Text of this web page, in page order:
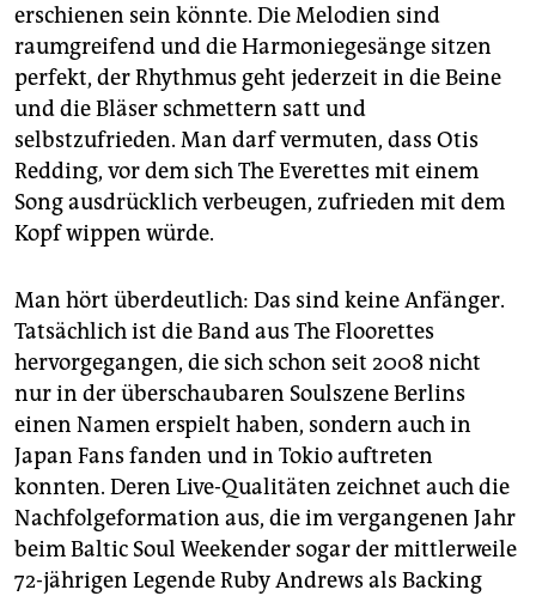
erschienen sein könnte. Die Melodien sind
raumgreifend und die Harmoniegesänge sitzen
perfekt, der Rhythmus geht jederzeit in die Beine
und die Bläser schmettern satt und
selbstzufrieden. Man darf vermuten, dass Otis
Redding, vor dem sich The Everettes mit einem
Song ausdrücklich verbeugen, zufrieden mit dem
Kopf wippen würde.
Man hört überdeutlich: Das sind keine Anfänger.
Tatsächlich ist die Band aus The Floorettes
hervorgegangen, die sich schon seit 2008 nicht
nur in der überschaubaren Soulszene Berlins
einen Namen erspielt haben, sondern auch in
Japan Fans fanden und in Tokio auftreten
konnten. Deren Live-Qualitäten zeichnet auch die
Nachfolgeformation aus, die im vergangenen Jahr
beim Baltic Soul Weekender sogar der mittlerweile
72-jährigen Legende Ruby Andrews als Backing